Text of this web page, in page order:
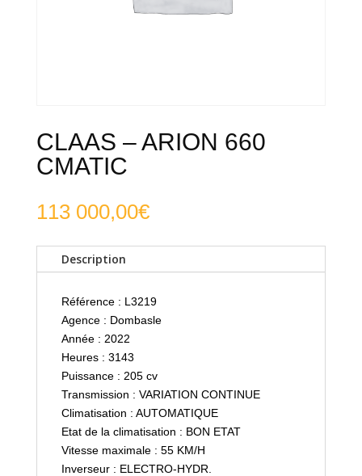
CLAAS – ARION 660
CMATIC
113 000,00€
Description
Référence : L3219
Agence : Dombasle
Année : 2022
Heures : 3143
Puissance : 205 cv
Transmission : VARIATION CONTINUE
Climatisation : AUTOMATIQUE
Etat de la climatisation : BON ETAT
Vitesse maximale : 55 KM/H
Inverseur : ELECTRO-HYDR.